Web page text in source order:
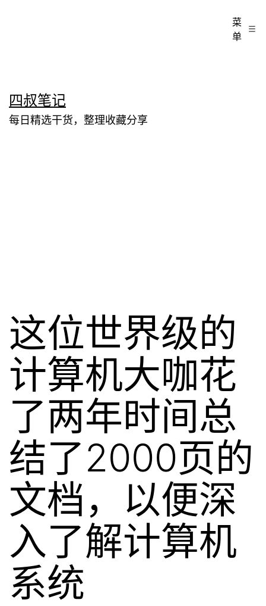
至
内
四叔笔记
每日精选干货，整理收藏分享
菜
单
这位世界级的
计算机大咖花
了两年时间总
结了2000页的
文档，以便深
入了解计算机
系统